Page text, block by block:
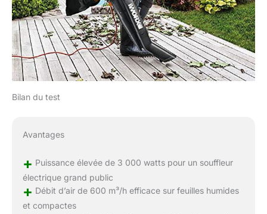
Bilan du test
Avantages
+ Puissance élevée de 3 000 watts pour un souffleur
électrique grand public
+ Débit d’air de 600 m³/h efficace sur feuilles humides
et compactes